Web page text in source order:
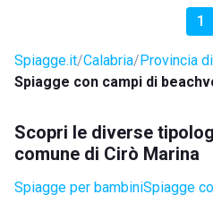
1
Spiagge.it Calabria Provincia
Spiagge con campi di
Scopri le diverse
comune di Cirò Marina
Spiagge per bambiniSpiagge